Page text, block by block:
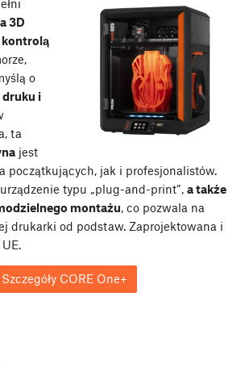
3D
kontrolą
o
druku i
ta
jest
początkujących, jak i profesjonalistów.
typu „plug-and-print”, a także
montażu, co pozwala na
drukarki od podstaw. Zaprojektowana i
Szczegóły CORE One+